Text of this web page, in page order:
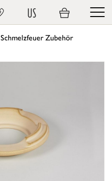
US
Schmelzfeuer Zubehör